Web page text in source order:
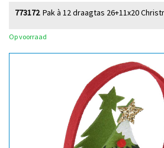
Pak à 12 draagtas 26+11x20
773172
Op voorraad